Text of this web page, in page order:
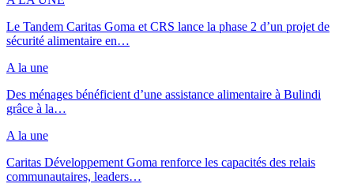
Le Tandem Caritas Goma et CRS lance la phase 2 d’un projet de
sécurité alimentaire en…
A la une
Des ménages bénéficient d’une assistance alimentaire à Bulindi
grâce à la…
A la une
Caritas Développement Goma renforce les capacités des relais
communautaires, leaders…